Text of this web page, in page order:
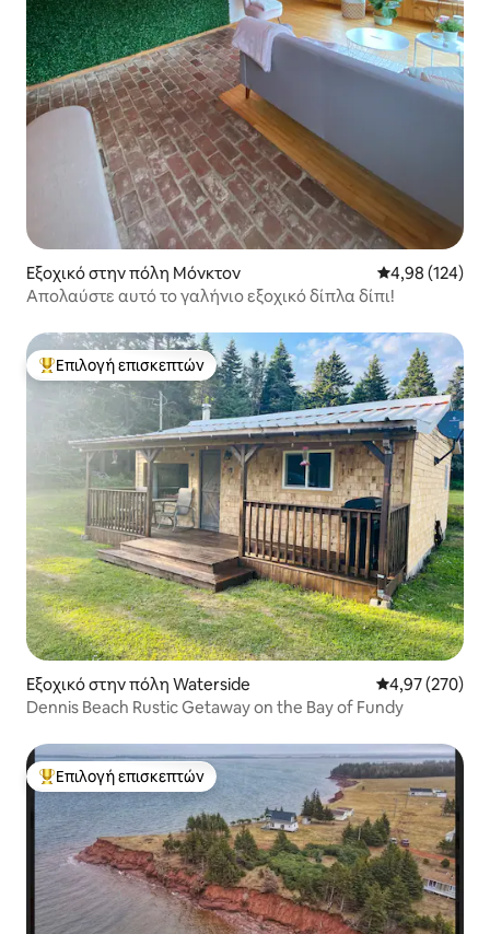
Εξοχικό στην πόλη Μόνκτον Μέση
4,98 (124)
Απολαύστε αυτό το γαλήνιο εξοχικό δίπλα δίπι!
Κορυφαία επιλογή επισκεπτών
Επιλογή επισκεπτών
Εξοχικό στην πόλη Waterside Μέση
4,97 (270)
Dennis Beach Rustic Getaway on the Bay of Fundy
Κορυφαία επιλογή επισκεπτών
Επιλογή επισκεπτών